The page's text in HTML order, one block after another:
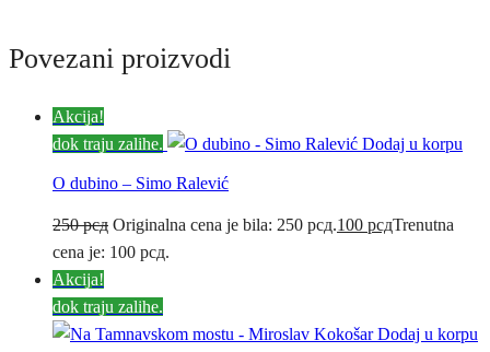
Povezani proizvodi
Akcija!
dok traju zalihe.
Dodaj u korpu
O dubino – Simo Ralević
250рсд Originalna cena je bila: 250 рсд.100 рсдTrenutna
cena je: 100 рсд.
Akcija!
dok traju zalihe.
Dodaj u korpu